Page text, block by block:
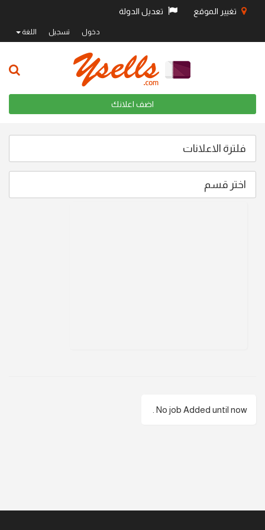
تغيير الموقع تعديل الدولة
دخول تسجيل اللغة
اضف اعلانك
فلترة الاعلانات
اختر قسم
No job Added until now .